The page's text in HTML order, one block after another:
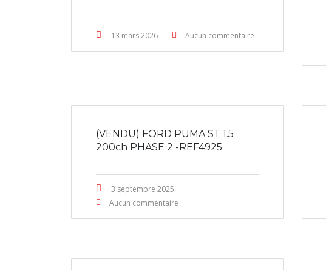
13 mars 2026 Aucun commentaire
(VENDU) FORD PUMA ST 1.5
200ch PHASE 2 -REF4925
3 septembre 2025
Aucun commentaire